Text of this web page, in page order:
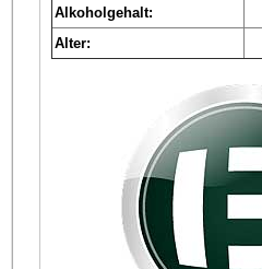
Alkoholgehalt:
Alter: